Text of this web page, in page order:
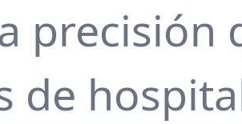
precisión
de